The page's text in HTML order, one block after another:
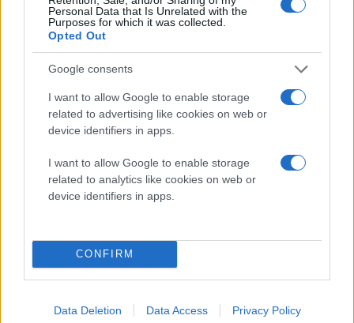
Personal Data that Is Unrelated with the
Purposes for which it was collected.
Opted Out
Google consents
I want to allow Google to enable storage
related to advertising like cookies on web or
device identifiers in apps.
I want to allow Google to enable storage
related to analytics like cookies on web or
device identifiers in apps.
CONFIRM
Data Deletion Data Access Privacy Policy